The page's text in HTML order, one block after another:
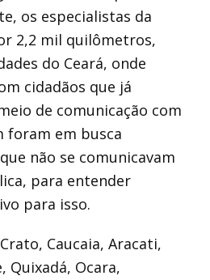
os especialistas da
2,2 mil quilômetros,
do Ceará, onde
cidadãos que já
de comunicação com
foram em busca
não se comunicavam
para entender
para isso.
Caucaia, Aracati,
Quixadá, Ocara,